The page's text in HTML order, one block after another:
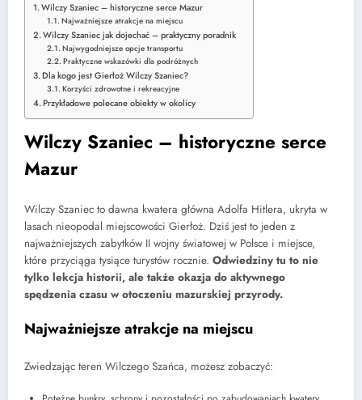
Wilczy Szaniec – historyczne serce Mazur
Najważniejsze atrakcje na miejscu
Wilczy Szaniec jak dojechać – praktyczny poradnik
Najwygodniejsze opcje transportu
Praktyczne wskazówki dla podróżnych
Dla kogo jest Gierłoż Wilczy Szaniec?
Korzyści zdrowotne i rekreacyjne
Przykładowe polecane obiekty w okolicy
Wilczy Szaniec – historyczne serce
Mazur
Wilczy Szaniec to dawna kwatera główna Adolfa Hitlera, ukryta w
lasach nieopodal miejscowości Gierłoż. Dziś jest to jeden z
najważniejszych zabytków II wojny światowej w Polsce i miejsce,
które przyciąga tysiące turystów rocznie. Odwiedziny tu to nie
tylko lekcja historii, ale także okazja do aktywnego
spędzenia czasu w otoczeniu mazurskiej przyrody.
Najważniejsze atrakcje na miejscu
Zwiedzając teren Wilczego Szańca, możesz zobaczyć: